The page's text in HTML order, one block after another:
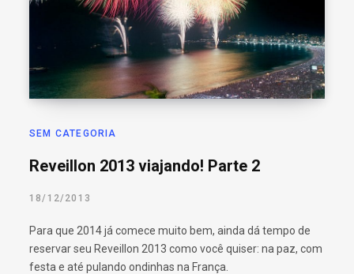
SEM CATEGORIA
Reveillon 2013 viajando! Parte 2
18/12/2013
Para que 2014 já comece muito bem, ainda dá tempo de
reservar seu Reveillon 2013 como você quiser: na paz, com
festa e até pulando ondinhas na França.